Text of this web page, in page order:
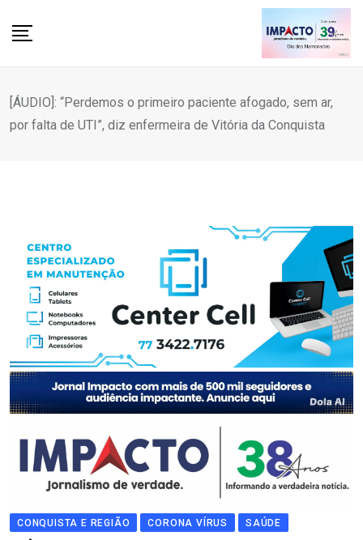
[ÁUDIO]: “Perdemos o primeiro paciente afogado, sem ar,
por falta de UTI”, diz enfermeira de Vitória da Conquista
CONQUISTA E REGIÃO CORONA VÍRUS SAÚDE